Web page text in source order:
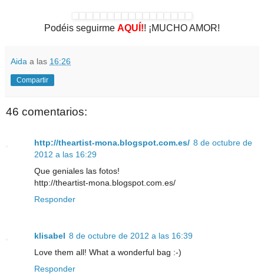
Podéis seguirme AQUÍ!! ¡MUCHO AMOR!
Aida a las 16:26
Compartir
46 comentarios:
http://theartist-mona.blogspot.com.es/ 8 de octubre de
2012 a las 16:29
Que geniales las fotos!
http://theartist-mona.blogspot.com.es/
Responder
klisabel 8 de octubre de 2012 a las 16:39
Love them all! What a wonderful bag :-)
Responder